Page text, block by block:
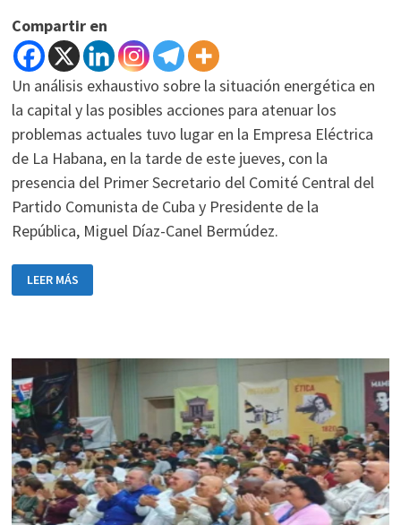
Compartir en
Un análisis exhaustivo sobre la situación energética en
la capital y las posibles acciones para atenuar los
problemas actuales tuvo lugar en la Empresa Eléctrica
de La Habana, en la tarde de este jueves, con la
presencia del Primer Secretario del Comité Central del
Partido Comunista de Cuba y Presidente de la
República, Miguel Díaz-Canel Bermúdez.
CANEL
VISITÓ
LA
HABANA
Y
OTROS
LUGARES
DE
IMPACTO
PARA
EL
PAÍS
LEER MÁS